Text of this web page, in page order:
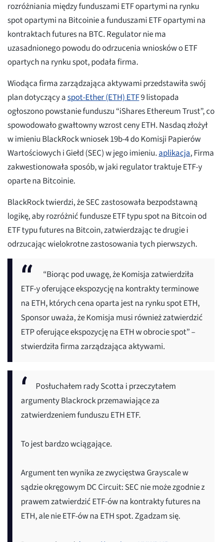
rozróżniania między funduszami ETF opartymi na rynku
spot opartymi na Bitcoinie a funduszami ETF opartymi na
kontraktach futures na BTC. Regulator nie ma
uzasadnionego powodu do odrzucenia wniosków o ETF
opartych na rynku spot, podała firma.
Wiodąca firma zarządzająca aktywami przedstawiła swój
plan dotyczący aspot-Ether (ETH) ETF9 listopada
ogłoszono powstanie funduszu “iShares Ethereum Trust”, co
spowodowało gwałtowny wzrost ceny ETH. Nasdaq złożył
w imieniu BlackRock wniosek 19b-4 do Komisji Papierów
Wartościowych i Giełd (SEC) w jego imieniu.aplikacja, Firma
zakwestionowała sposób, w jaki regulator traktuje ETF-y
oparte na Bitcoinie.
BlackRock twierdzi, że SEC zastosowała bezpodstawną
logikę, aby rozróżnić fundusze ETF typu spot na Bitcoin od
ETF typu futures na Bitcoin, zatwierdzając te drugie i
odrzucając wielokrotne zastosowania tych pierwszych.
“Biorąc pod uwagę, że Komisja zatwierdziła
ETF-y oferujące ekspozycję na kontrakty terminowe
na ETH, których cena oparta jest na rynku spot ETH,
Sponsor uważa, że Komisja musi również zatwierdzić
ETP oferujące ekspozycję na ETH w obrocie spot” –
stwierdziła firma zarządzająca aktywami.
Posłuchałem rady Scotta i przeczytałem
argumenty Blackrock przemawiające za
zatwierdzeniem funduszu ETH ETF.
To jest bardzo wciągające.
Argument ten wynika ze zwycięstwa Grayscale w
sądzie okręgowym DC Circuit: SEC nie może zgodnie z
prawem zatwierdzić ETF-ów na kontrakty futures na
ETH, ale nie ETF-ów na ETH spot. Zgadzam się.